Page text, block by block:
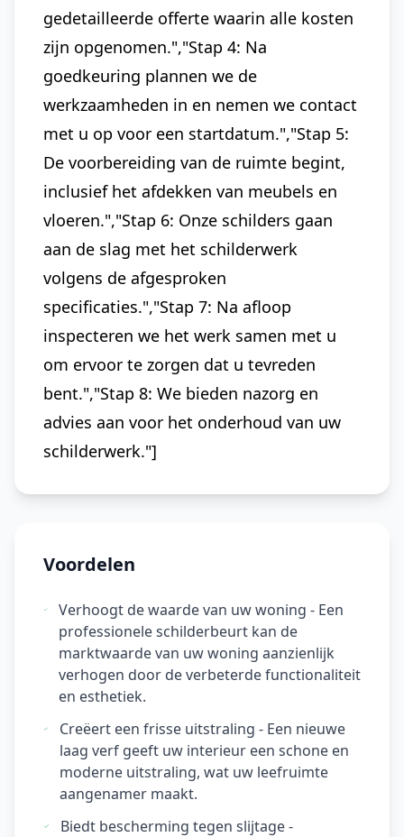
gedetailleerde offerte waarin alle kosten
zijn opgenomen.","Stap 4: Na
goedkeuring plannen we de
werkzaamheden in en nemen we contact
met u op voor een startdatum.","Stap 5:
De voorbereiding van de ruimte begint,
inclusief het afdekken van meubels en
vloeren.","Stap 6: Onze schilders gaan
aan de slag met het schilderwerk
volgens de afgesproken
specificaties.","Stap 7: Na afloop
inspecteren we het werk samen met u
om ervoor te zorgen dat u tevreden
bent.","Stap 8: We bieden nazorg en
advies aan voor het onderhoud van uw
schilderwerk."]
Voordelen
Verhoogt de waarde van uw woning - Een
professionele schilderbeurt kan de
marktwaarde van uw woning aanzienlijk
verhogen door de verbeterde functionaliteit
en esthetiek.
Creëert een frisse uitstraling - Een nieuwe
laag verf geeft uw interieur een schone en
moderne uitstraling, wat uw leefruimte
aangenamer maakt.
Biedt bescherming tegen slijtage -